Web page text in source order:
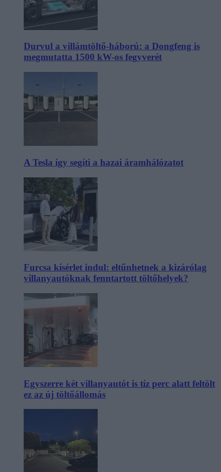
Durvul a villámtöltő-háború: a Dongfeng is
megmutatta 1500 kW-os fegyverét
A Tesla így segíti a hazai áramhálózatot
Furcsa kísérlet indul: eltűnhetnek a kizárólag
villanyautóknak fenntartott töltőhelyek?
Egyszerre két villanyautót is tíz perc alatt feltölt
ez az új töltőállomás